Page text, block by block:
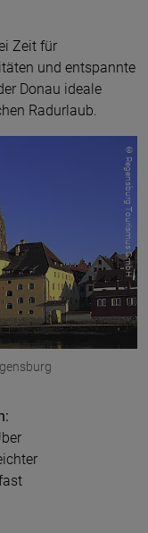
Zeit für
und entspannte
Donau ideale
Radurlaub.
© Regensburg Tourismus GmbH